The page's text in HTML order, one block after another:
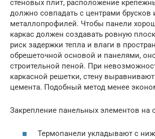
стеновых плит, расположение
должно совпадать с центрами брусков
металлопрофилей. Чтобы панели
каркас должен создавать ровную
риск задержки тепла и влаги в
обрешеточной основой и панелями,
строительной пеной. При
каркасной решетки, стену
цемента. Подобный метод менее
Закрепление панельных элементов на
Термопанели укладывают с